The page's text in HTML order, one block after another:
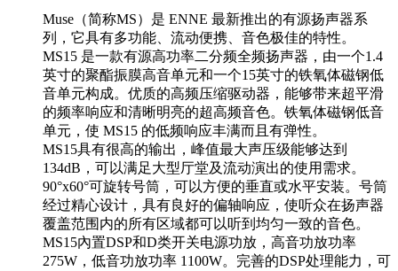
Muse（简称MS）是 ENNE 最新推出的有源扬声器系
列，它具有多功能、流动便携、音色极佳的特性。
MS15 是一款有源高功率二分频全频扬声器，由一个1.4
英寸的聚酯振膜高音单元和一个15英寸的铁氧体磁钢低
音单元构成。优质的高频压缩驱动器，能够带来超平滑
的频率响应和清晰明亮的超高频音色。铁氧体磁钢低音
单元，使 MS15 的低频响应丰满而且有弹性。
MS15具有很高的输出，峰值最大声压级能够达到
134dB，可以满足大型厅堂及流动演出的使用需求。
90°x60°可旋转号筒，可以方便的垂直或水平安装。号筒
经过精心设计，具有良好的偏轴响应，使听众在扬声器
覆盖范围内的所有区域都可以听到均匀一致的音色。
MS15內置DSP和D类开关电源功放，高音功放功率
275W，低音功放功率 1100W。完善的DSP处理能力，可